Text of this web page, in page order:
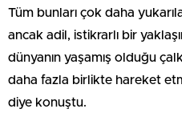
Tüm bunları çok daha
ancak adil, istikrarlı bir
dünyanın yaşamış olduğu
daha fazla birlikte hareket
diye konuştu.